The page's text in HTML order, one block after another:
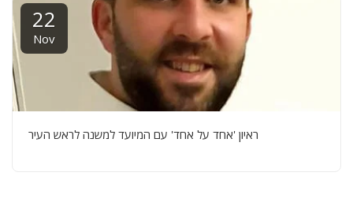
22
Nov
ראיון 'אחד על אחד' עם המיועד למשנה לראש העיר